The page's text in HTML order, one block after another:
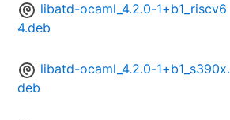
libatd-ocaml_4.2.0-1+b1_riscv6
4.deb
libatd-ocaml_4.2.0-1+b1_s390x.
deb